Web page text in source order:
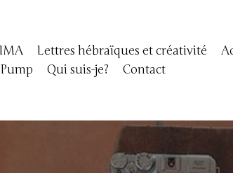
Lettres hébraïques et créativité
Qui suis-je? Contact